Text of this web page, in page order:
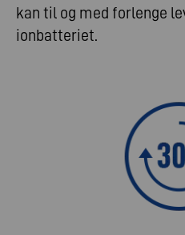
kan til og med forlenge
ionbatteriet.